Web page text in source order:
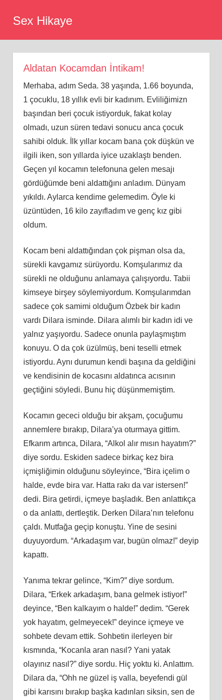
Sex Hikaye
Aldatan Kocamdan İntikam!
Merhaba, adım Seda. 38 yaşında, 1.66 boyunda,
1 çocuklu, 18 yıllık evli bir kadınım. Evliliğimizn
başından beri çocuk istiyorduk, fakat kolay
olmadı, uzun süren tedavi sonucu anca çocuk
sahibi olduk. İlk yıllar kocam bana çok düşkün ve
ilgili iken, son yıllarda iyice uzaklaştı benden.
Geçen yıl kocamın telefonuna gelen mesajı
gördüğümde beni aldattığını anladım. Dünyam
yıkıldı. Aylarca kendime gelemedim. Öyle ki
üzüntüden, 16 kilo zayıfladım ve genç kız gibi
oldum.
Kocam beni aldattığından çok pişman olsa da,
sürekli kavgamız sürüyordu. Komşularımız da
sürekli ne olduğunu anlamaya çalışıyordu. Tabii
kimseye birşey söylemiyordum. Komşularımdan
sadece çok samimi olduğum Özbek bir kadın
vardı Dilara isminde. Dilara alımlı bir kadın idi ve
yalnız yaşıyordu. Sadece onunla paylaşmıştım
konuyu. O da çok üzülmüş, beni teselli etmek
istiyordu. Aynı durumun kendi başına da geldiğini
ve kendisinin de kocasını aldatınca acısının
geçtiğini söyledi. Bunu hiç düşünmemiştim.
Kocamın gececi olduğu bir akşam, çocuğumu
annemlere bırakıp, Dilara’ya oturmaya gittim.
Efkarım artınca, Dilara, “Alkol alır mısın hayatım?”
diye sordu. Eskiden sadece birkaç kez bira
içmişliğimin olduğunu söyleyince, “Bira içelim o
halde, evde bira var. Hatta rakı da var istersen!”
dedi. Bira getirdi, içmeye başladık. Ben anlattıkça
o da anlattı, dertleştik. Derken Dilara’nın telefonu
çaldı. Mutfağa geçip konuştu. Yine de sesini
duyuyordum. “Arkadaşım var, bugün olmaz!” deyip
kapattı.
Yanıma tekrar gelince, “Kim?” diye sordum.
Dilara, “Erkek arkadaşım, bana gelmek istiyor!”
deyince, “Ben kalkayım o halde!” dedim. “Gerek
yok hayatım, gelmeyecek!” deyince içmeye ve
sohbete devam ettik. Sohbetin ilerleyen bir
kısmında, “Kocanla aran nasıl? Yani yatak
olayınız nasıl?” diye sordu. Hiç yoktu ki. Anlattım.
Dilara da, “Ohh ne güzel iş valla, beyefendi gül
gibi karısını bırakıp başka kadınları siksin, sen de